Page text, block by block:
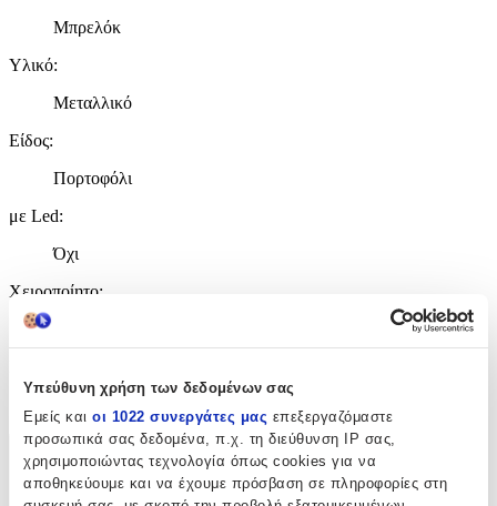
Υπεύθυνη χρήση των δεδομένων σας
Εμείς και οι 1022 συνεργάτες μας επεξεργαζόμαστε
προσωπικά σας δεδομένα, π.χ. τη διεύθυνση IP σας,
χρησιμοποιώντας τεχνολογία όπως cookies για να
αποθηκεύουμε και να έχουμε πρόσβαση σε πληροφορίες στη
Μπρελόκ
Υλικό:
Μεταλλικό
Είδος:
Πορτοφόλι
με Led:
Όχι
Χειροποίητο:
Χαρακτηριστικά